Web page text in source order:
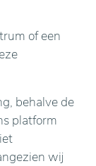
of een
behalve de
platform
wij